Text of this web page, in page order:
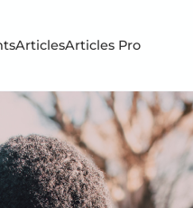
ArticlesArticles Pro